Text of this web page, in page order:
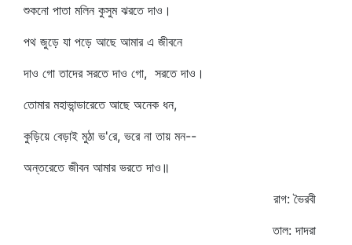
শুকনো পাতা মলিন কুসুম ঝরতে দাও।
পথ জুড়ে যা পড়ে আছে আমার এ জীবনে
দাও গো তাদের সরতে দাও গো, সরতে দাও।
তোমার মহাভান্ডারেতে আছে অনেক ধন,
কুড়িয়ে বেড়াই মুঠা ভ'রে, ভরে না তায় মন--
অন্তরেতে জীবন আমার ভরতে দাও॥
রাগ: ভৈরবী
তাল: দাদরা